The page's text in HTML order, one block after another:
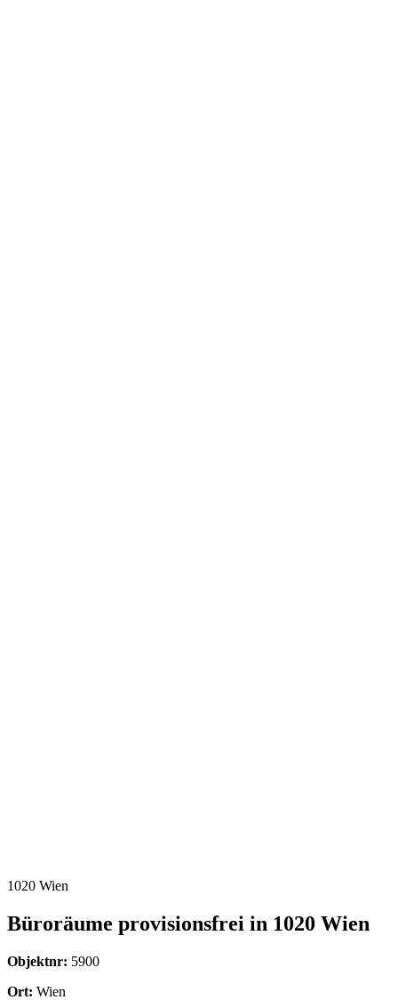
1020 Wien
Büroräume provisionsfrei in 1020 Wien
Objektnr: 5900
Ort: Wien